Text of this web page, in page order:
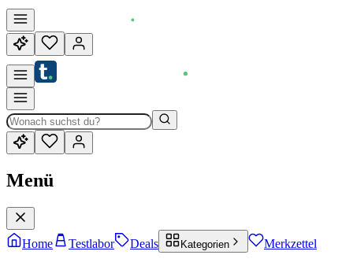
Menü
Home Testlabor Deals Kategorien Merkzettel